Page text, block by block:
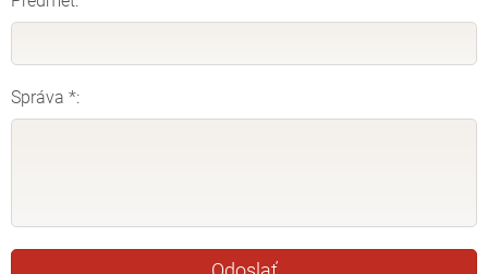
Správa *: